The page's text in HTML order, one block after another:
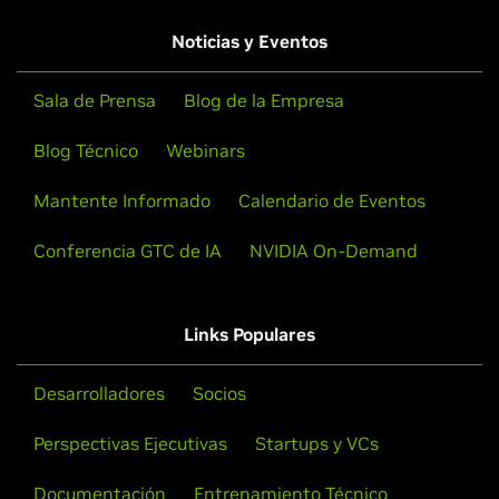
IA para Servicio al Cliente con un NVIDIA AI Blueprint
Obtenga acceso al NVIDIA AI Blueprint para Asistentes de Compras
Área de la Salud
Noticias y Eventos
Sala de Prensa Blog de la Empresa
Blog Técnico Webinars
Mantente Informado Calendario de Eventos
Conferencia GTC de IA NVIDIA On-Demand
Links Populares
Desarrolladores Socios
Perspectivas Ejecutivas Startups y VCs
Documentación Entrenamiento Técnico